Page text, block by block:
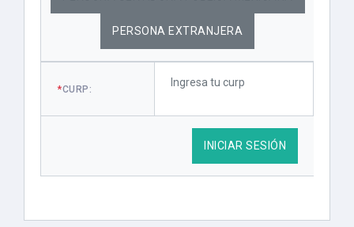
PERSONA EXTRANJERA
*CURP:
INICIAR SESIÓN